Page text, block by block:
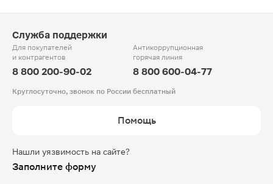
Служба поддержки
Для покупателей
и контрагентов
8 800 200-90-02
Антикоррупционная
горячая линия
8 800 600-04-77
Круглосуточно, звонок по России бесплатный
Помощь
Нашли уязвимость на сайте?
Заполните форму